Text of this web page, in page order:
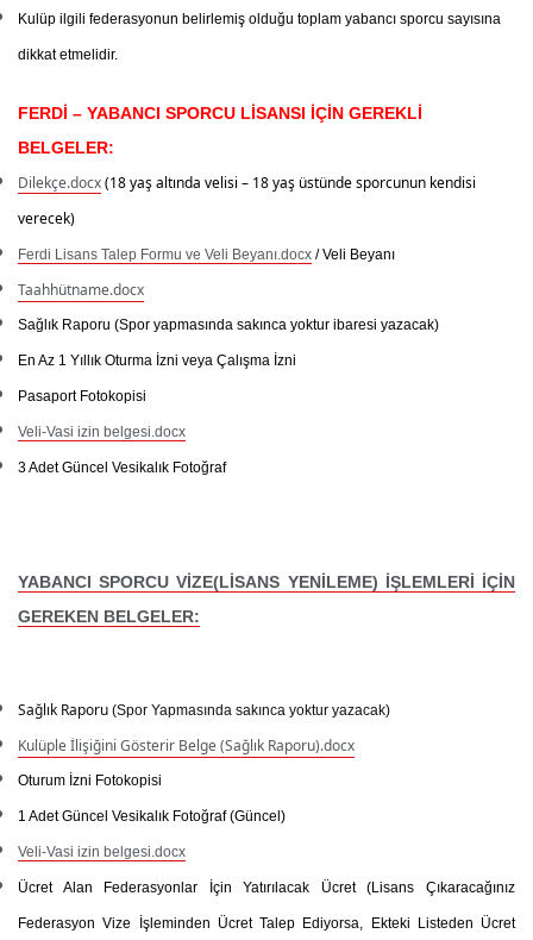
Kulüp ilgili federasyonun belirlemiş olduğu toplam yabancı sporcu sayısına
dikkat etmelidir.
FERDİ – YABANCI SPORCU LİSANSI İÇİN GEREKLİ
BELGELER:
Dilekçe.docx(18 yaş altında velisi – 18 yaş üstünde sporcunun kendisi
verecek)
Ferdi Lisans Talep Formu ve Veli Beyanı.docx / Veli Beyanı
Taahhütname.docx
Sağlık Raporu (Spor yapmasında sakınca yoktur ibaresi yazacak)
En Az 1 Yıllık Oturma İzni veya Çalışma İzni
Pasaport Fotokopisi
Veli-Vasi izin belgesi.docx
3 Adet Güncel Vesikalık Fotoğraf
YABANCI SPORCU VİZE(LİSANS YENİLEME) İŞLEMLERİ İÇİN
GEREKEN BELGELER:
Sağlık Raporu (Spor Yapmasında sakınca yoktur yazacak)
Kulüple İlişiğini Gösterir Belge (Sağlık Raporu).docx
Oturum İzni Fotokopisi
1 Adet Güncel Vesikalık Fotoğraf (Güncel)
Veli-Vasi izin belgesi.docx
Ücret Alan Federasyonlar İçin Yatırılacak Ücret(Lisans Çıkaracağınız
Federasyon Vize İşleminden Ücret Talep Ediyorsa, Ekteki Listeden Ücret